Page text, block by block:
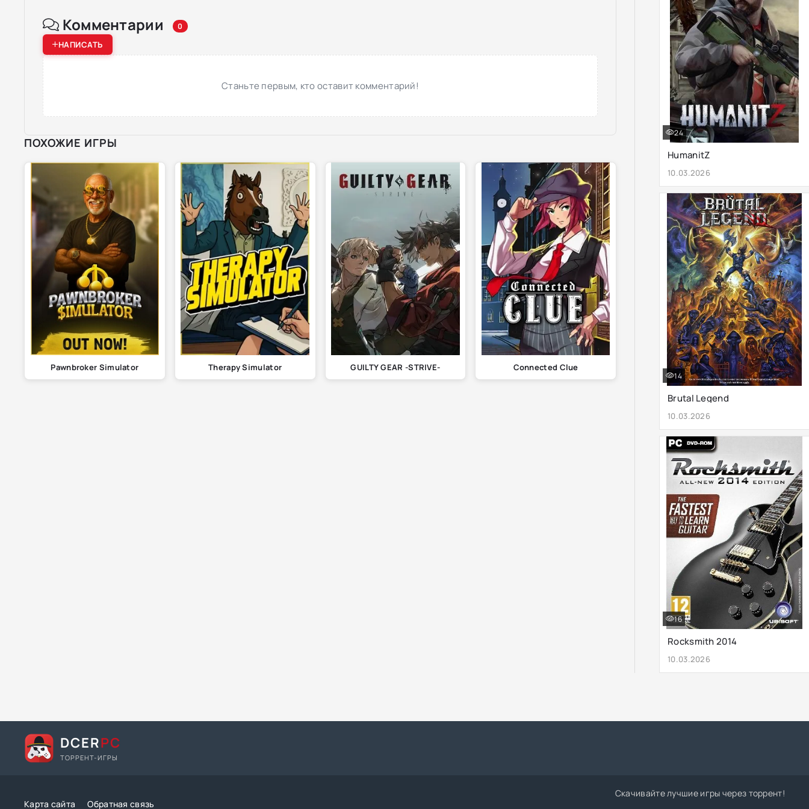
Комментарии 0
НАПИСАТЬ
Станьте первым, кто оставит комментарий!
ПОХОЖИЕ ИГРЫ
Pawnbroker Simulator Therapy Simulator GUILTY GEAR -STRIVE- Connected Clue
HumanitZ
10.03.2026
24
Brutal Legend
10.03.2026
14
Rocksmith 2014
10.03.2026
16
DCERPC
ТОРРЕНТ-ИГРЫ
Карта сайта Обратная связь
Скачивайте лучшие игры через торрент!